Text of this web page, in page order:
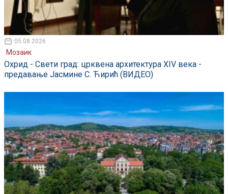
05.08.2026
Мозаик
Охрид - Свети град: црквена архитектура XIV века -
предавање Јасмине С. Ћирић (ВИДЕО)